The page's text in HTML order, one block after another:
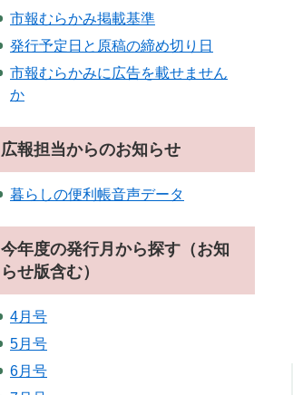
市報むらかみ掲載基準
発行予定日と原稿の締め切り日
市報むらかみに広告を載せません
か
広報担当からのお知らせ
暮らしの便利帳音声データ
今年度の発行月から探す（お知
らせ版含む）
4月号
5月号
6月号